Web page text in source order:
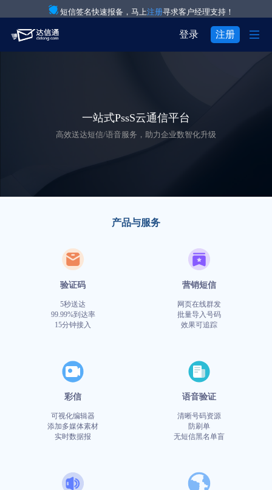
短信签名快速报备，马上注册寻求客户经理支持！
登录 注册 
营销短信
国际短信
短信签名认证
IT互联网行业
教育行业
商超行业

一站式PssS云通信平台
高效送达短信/语音服务，助力企业数智化升级
产品与服务
验证码
5秒送达
99.99%到达率
15分钟接入
营销短信
网页在线群发
批量导入号码
效果可追踪
彩信
可视化编辑器
添加多媒体素材
实时数据报
语音验证
清晰号码资源
防刷单
无短信黑名单盲